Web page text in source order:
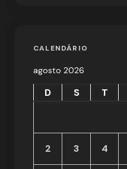
CALENDÁRIO
agosto 2026
D S T
2 3 4